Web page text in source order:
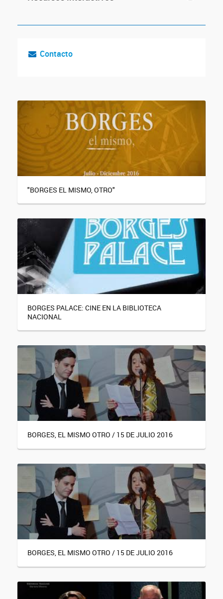
Contacto
"BORGES EL MISMO, OTRO"
BORGES PALACE: CINE EN LA BIBLIOTECA
NACIONAL
BORGES, EL MISMO OTRO / 15 DE JULIO 2016
BORGES, EL MISMO OTRO / 15 DE JULIO 2016